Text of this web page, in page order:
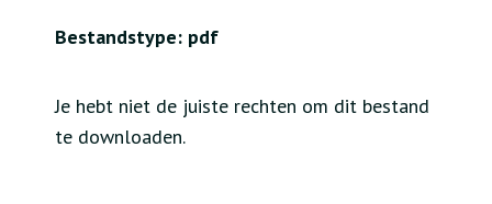
Bestandstype: pdf
Je hebt niet de juiste rechten om dit bestand
te downloaden.